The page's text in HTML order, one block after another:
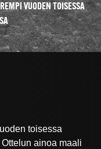
VUODEN TOISESSA
toisessa
ainoa maali